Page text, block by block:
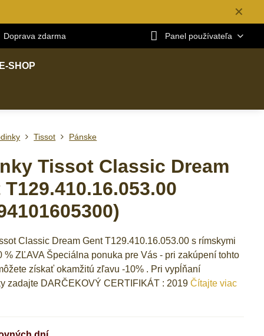
✕
Doprava zdarma Panel používateľa
E-SHOP
Tissot Pánske
Tissot Classic Dream
Classic Dream Gent T129.410.16.053.00 s rímskymi
% ZĽAVA Špeciálna ponuka pre Vás - pri zakúpení tohto
získať okamžitú zľavu -10% . Pri vypĺňaní
zadajte DARČEKOVÝ CERTIFIKÁT : 2019Čítajte viac